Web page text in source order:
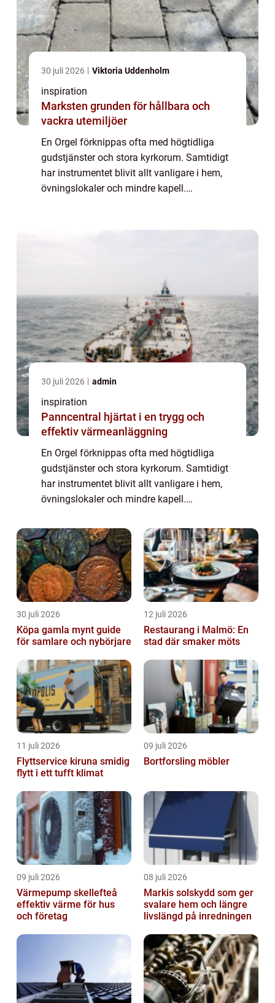
30 juli 2026 Viktoria Uddenholm
inspiration
Marksten grunden för hållbara och
vackra utemiljöer
En Orgel förknippas ofta med högtidliga
gudstjänster och stora kyrkorum. Samtidigt
har instrumentet blivit allt vanligare i hem,
övningslokaler och mindre kapell.
30 juli 2026 admin
inspiration
Panncentral hjärtat i en trygg och
effektiv värmeanläggning
En Orgel förknippas ofta med högtidliga
gudstjänster och stora kyrkorum. Samtidigt
har instrumentet blivit allt vanligare i hem,
övningslokaler och mindre kapell.
förändrat hur vi kan uppleva orgelklang,
utan att ...
30 juli 2026
Köpa gamla mynt guide
för samlare och nybörjare
12 juli 2026
Restaurang i Malmö: En
stad där smaker möts
11 juli 2026
Flyttservice kiruna smidig
flytt i ett tufft klimat
09 juli 2026
Bortforsling möbler
09 juli 2026
Värmepump skellefteå
effektiv värme för hus
och företag
08 juli 2026
Markis solskydd som ger
svalare hem och längre
livslängd på inredningen